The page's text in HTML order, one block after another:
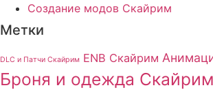
Создание модов Скайрим
Метки
DLC и Патчи Скайрим ENB Скайрим
Броня и одежда Скайрим